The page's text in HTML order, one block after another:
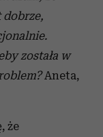
dobrze,
została w
Aneta,
że